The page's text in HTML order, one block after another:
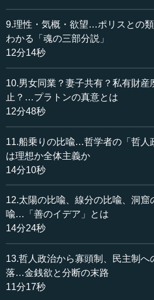
また最近、全米トップ10の大学で
が「一番読んでいる本は何か」と
た。統計上のトップはやはりプラ
いうことでした。ハーバードや
アメリカでトップの大学の学生た
を問わず一番読まれている、読ま
れているのが、この本だというこ
ホッブズの『リヴァイアサン』、3
がハンチントンという感じで、こ
ざまな分野の本が入っているリス
●「全てのこと」を扱っている
著者のプラトンは、皆さんご存じ
の出身者です。彼が生涯に残した
9.理性・気概・欲望…ポリスとの
わかる「魂の三部分説」
12分14秒
10.男女同業？妻子共有？私有財産
止？…プラトンの真意とは
12分48秒
11.船乗りの比喩…哲学者の「哲人
は理想か全体主義か
14分10秒
12.太陽の比喩、線分の比喩、洞窟
喩…「善のイデア」とは
14分24秒
13.哲人政治から寡頭制、民主制へ
落…金銭欲と分断の末路
11分17秒